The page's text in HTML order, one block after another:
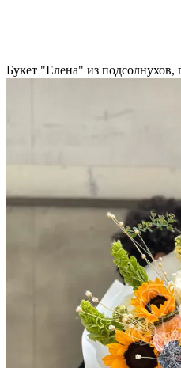
Букет "Елена" из